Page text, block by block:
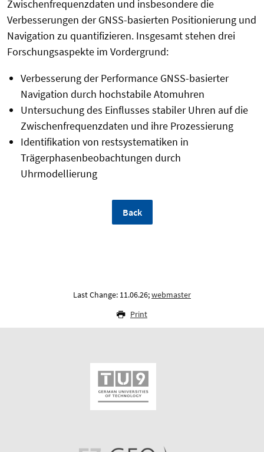
Zwischenfrequenzdaten und insbesondere die
Verbesserungen der GNSS-basierten Positionierung und
Navigation zu quantifizieren. Insgesamt stehen drei
Forschungsaspekte im Vordergrund:
Verbesserung der Performance GNSS-basierter
Navigation durch hochstabile Atomuhren
Untersuchung des Einflusses stabiler Uhren auf die
Zwischenfrequenzdaten und ihre Prozessierung
Identifikation von restsystematiken in
Trägerphasenbeobachtungen durch
Uhrmodellierung
Back
Last Change: 11.06.26;webmaster
Print